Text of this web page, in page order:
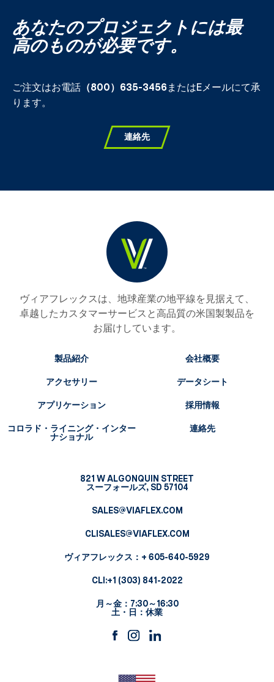
あなたのプロジェクトには最
高のものが必要です。
ご注文はお電話 （800）635-3456またはEメールにて承
ります。
連絡先
ヴィアフレックスは、地球産業の地平線を見据えて、
卓越したカスタマーサービスと高品質の米国製製品を
お届けしています。
製品紹介
アクセサリー
アプリケーション
コロラド・ライニング・インター
ナショナル
会社概要
データシート
採用情報
連絡先
821 W ALGONQUIN STREET
スーフォールズ, SD 57104
SALES@VIAFLEX.COM
CLISALES@VIAFLEX.COM
ヴィアフレックス ：+ 605-640-5929
CLI:+1 (303) 841-2022
月～金：7:30～16:30
土・日：休業